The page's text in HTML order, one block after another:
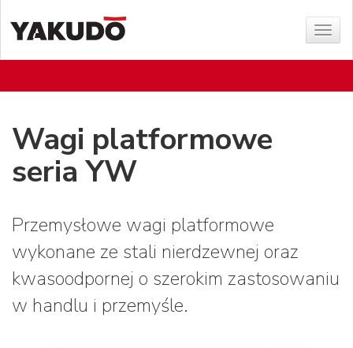
menu
Wagi platformowe
seria YW
Przemysłowe wagi platformowe
wykonane ze stali nierdzewnej oraz
kwasoodpornej o szerokim zastosowaniu
w handlu i przemyśle.